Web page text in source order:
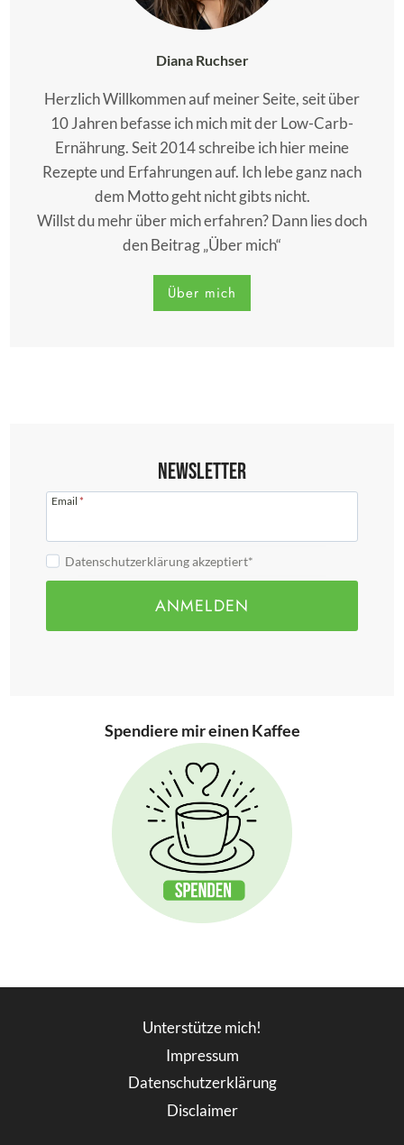
Diana Ruchser
Herzlich Willkommen auf meiner Seite, seit über
10 Jahren befasse ich mich mit der Low-Carb-
Ernährung. Seit 2014 schreibe ich hier meine
Rezepte und Erfahrungen auf. Ich lebe ganz nach
dem Motto geht nicht gibts nicht.
Willst du mehr über mich erfahren? Dann lies doch
den Beitrag „Über mich“
Über mich
Newsletter
Email *
Datenschutzerklärung akzeptiert*
ANMELDEN
Spendiere mir einen Kaffee
Unterstütze mich!
Impressum
Datenschutzerklärung
Disclaimer